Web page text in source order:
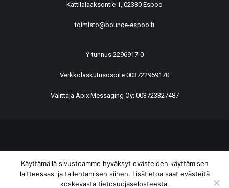
Kattilalaaksontie 1, 02330 Espoo
toimisto@bounce-espoo.fi
Y-tunnus 2296917-0
Verkkolaskutusosoite 003722969170
Välittäjä Apix Messaging Oy; 003723327487
Käyttämällä sivustoamme hyväksyt evästeiden käyttämisen
laitteessasi ja tallentamisen siihen. Lisätietoa saat evästeitä
koskevasta tietosuojaselosteesta.